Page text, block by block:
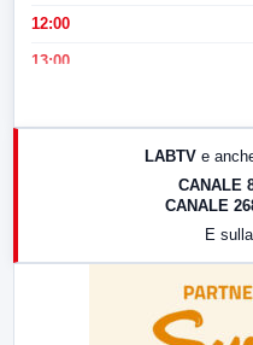
12:00
13:00
LABTV e
CANALE
CANALE
E